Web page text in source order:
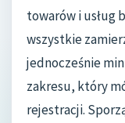
towarów i usług
wszystkie
jednocześnie
zakresu, który
rejestracji.